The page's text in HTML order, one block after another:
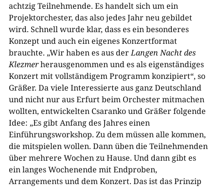
achtzig Teilnehmende. Es handelt sich um ein
Projektorchester, das also jedes Jahr neu gebildet
wird. Schnell wurde klar, dass es ein besonderes
Konzept und auch ein eigenes Konzertformat
brauchte. „Wir haben es aus derLangen Nacht des
Klezmerherausgenommen und es als eigenständiges
Konzert mit vollständigem Programm konzipiert“, so
Gräßer. Da viele Interessierte aus ganz Deutschland
und nicht nur aus Erfurt beim Orchester mitmachen
wollten, entwickelten Csaranko und Gräßer folgende
Idee: „Es gibt Anfang des Jahres einen
Einführungsworkshop. Zu dem müssen alle kommen,
die mitspielen wollen. Dann üben die Teilnehmenden
über mehrere Wochen zu Hause. Und dann gibt es
ein langes Wochenende mit Endproben,
Arrangements und dem Konzert. Das ist das Prinzip